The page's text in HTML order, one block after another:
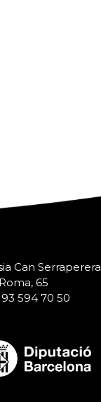
Can Serraperera
65
93 594 70 50